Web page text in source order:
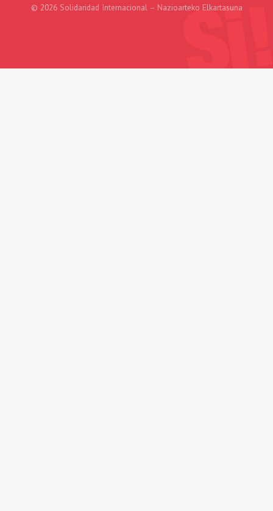
© 2026 Solidaridad Internacional – Nazioarteko Elkartasuna